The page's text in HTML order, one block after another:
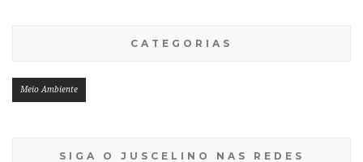
CATEGORIAS
Meio Ambiente
SIGA O JUSCELINO NAS REDES